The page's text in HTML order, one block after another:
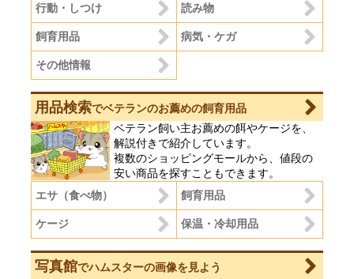
行動・しつけ 読み物
飼育用品 病気・ケガ
その他情報
用品検索でベテランのお薦めの飼育用品
ベテラン飼い主お薦めの餌やケージを、
解説付きで紹介しています。
複数のショッピングモールから、値段の
安い商品を探すこともできます。
エサ（食べ物）
飼育用品
ケージ 保温・冷却用品
写真館でハムスターの画像を見よう